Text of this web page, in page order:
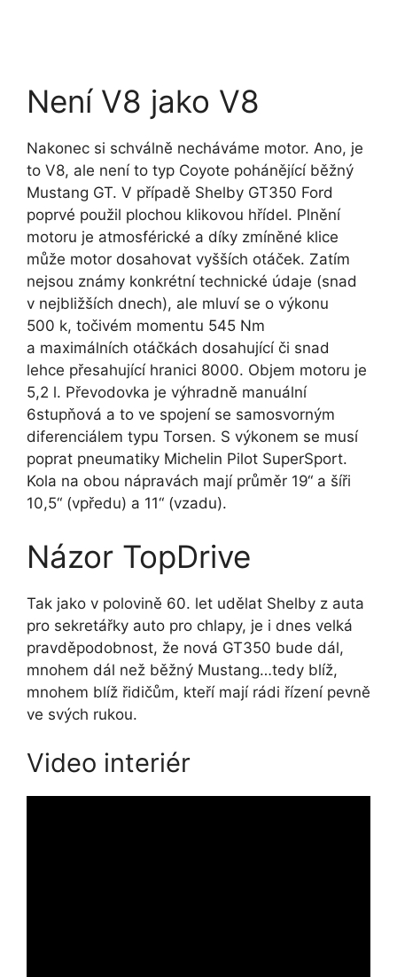
Není V8 jako V8
Nakonec si schválně necháváme motor. Ano, je
to V8, ale není to typ Coyote pohánějící běžný
Mustang GT. V případě Shelby GT350 Ford
poprvé použil plochou klikovou hřídel. Plnění
motoru je atmosférické a díky zmíněné klice
může motor dosahovat vyšších otáček. Zatím
nejsou známy konkrétní technické údaje (snad
v nejbližších dnech), ale mluví se o výkonu
500 k, točivém momentu 545 Nm
a maximálních otáčkách dosahující či snad
lehce přesahující hranici 8000. Objem motoru je
5,2 l. Převodovka je výhradně manuální
6stupňová a to ve spojení se samosvorným
diferenciálem typu Torsen. S výkonem se musí
poprat pneumatiky Michelin Pilot SuperSport.
Kola na obou nápravách mají průměr 19“ a šíři
10,5“ (vpředu) a 11“ (vzadu).
Názor TopDrive
Tak jako v polovině 60. let udělat Shelby z auta
pro sekretářky auto pro chlapy, je i dnes velká
pravděpodobnost, že nová GT350 bude dál,
mnohem dál než běžný Mustang…tedy blíž,
mnohem blíž řidičům, kteří mají rádi řízení pevně
ve svých rukou.
Video interiér